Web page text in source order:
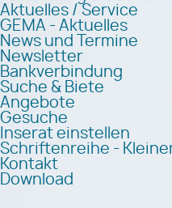
Aktuelles / Service
GEMA - Aktuelles
News und Termine
Newsletter
Bankverbindung
Suche & Biete
Angebote
Gesuche
Inserat einstellen
Schriftenreihe -
Kontakt
Download